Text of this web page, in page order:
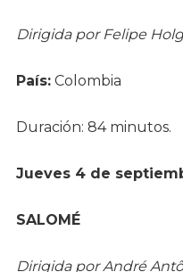
Dirigida por Felipe
País:Colombia
Duración: 84 minutos.
Jueves 4 de
SALOMÉ
Dirigida por André